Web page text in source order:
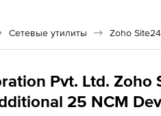
Сетевые утилиты Zoho
Pvt. Ltd. Zoho
25 NCM